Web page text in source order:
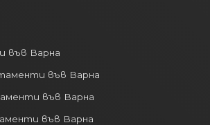
във Варна
във Варна
във Варна
във Варна